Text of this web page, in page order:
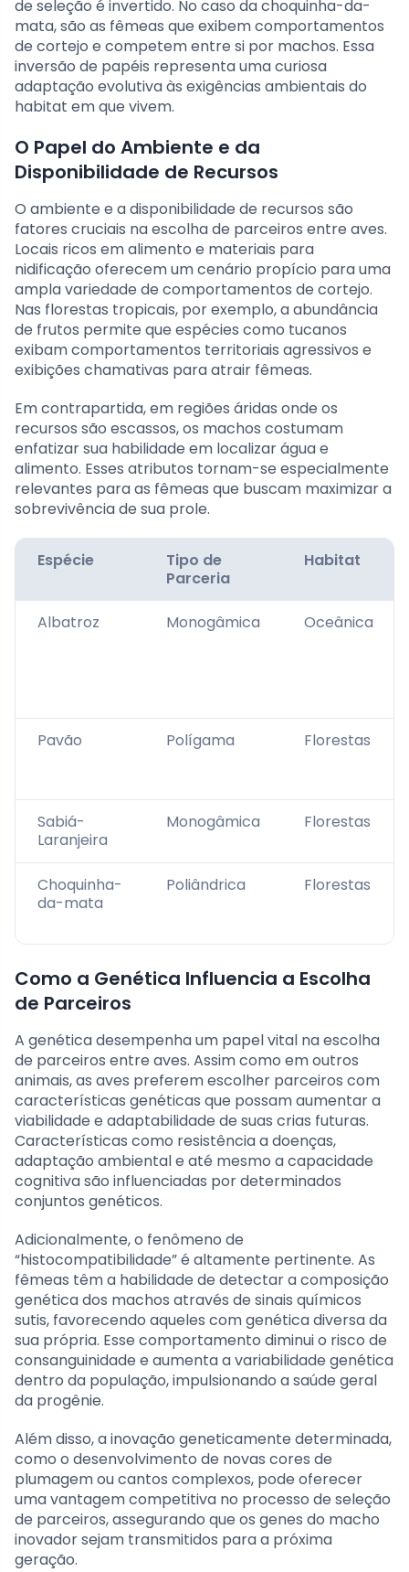
de seleção é invertido. No caso da choquinha-da-
mata, são as fêmeas que exibem comportamentos
de cortejo e competem entre si por machos. Essa
inversão de papéis representa uma curiosa
adaptação evolutiva às exigências ambientais do
habitat em que vivem.
O Papel do Ambiente e da
Disponibilidade de Recursos
O ambiente e a disponibilidade de recursos são
fatores cruciais na escolha de parceiros entre aves.
Locais ricos em alimento e materiais para
nidificação oferecem um cenário propício para uma
ampla variedade de comportamentos de cortejo.
Nas florestas tropicais, por exemplo, a abundância
de frutos permite que espécies como tucanos
exibam comportamentos territoriais agressivos e
exibições chamativas para atrair fêmeas.
Em contrapartida, em regiões áridas onde os
recursos são escassos, os machos costumam
enfatizar sua habilidade em localizar água e
alimento. Esses atributos tornam-se especialmente
relevantes para as fêmeas que buscam maximizar a
sobrevivência de sua prole.
Espécie
Tipo de
Parceria
Habitat
Albatroz Monogâmica Oceânica
Pavão Polígama Florestas
Sabiá-
Laranjeira
Monogâmica Florestas
Choquinha-
da-mata
Poliândrica Florestas
Como a Genética Influencia a Escolha
de Parceiros
A genética desempenha um papel vital na escolha
de parceiros entre aves. Assim como em outros
animais, as aves preferem escolher parceiros com
características genéticas que possam aumentar a
viabilidade e adaptabilidade de suas crias futuras.
Características como resistência a doenças,
adaptação ambiental e até mesmo a capacidade
cognitiva são influenciadas por determinados
conjuntos genéticos.
Adicionalmente, o fenômeno de
“histocompatibilidade” é altamente pertinente. As
fêmeas têm a habilidade de detectar a composição
genética dos machos através de sinais químicos
sutis, favorecendo aqueles com genética diversa da
sua própria. Esse comportamento diminui o risco de
consanguinidade e aumenta a variabilidade genética
dentro da população, impulsionando a saúde geral
da progênie.
Além disso, a inovação geneticamente determinada,
como o desenvolvimento de novas cores de
plumagem ou cantos complexos, pode oferecer
uma vantagem competitiva no processo de seleção
de parceiros, assegurando que os genes do macho
inovador sejam transmitidos para a próxima
geração.